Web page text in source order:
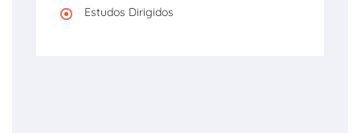
Estudos Dirigidos